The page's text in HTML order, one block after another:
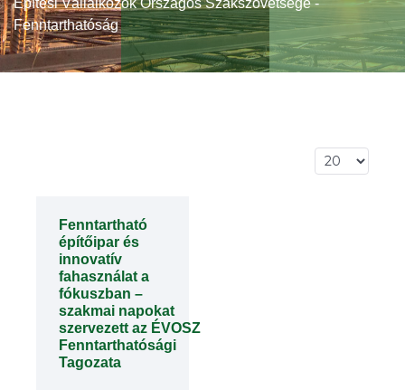
Fenntarthatóság
Tételek #
Fenntartható
építőipar és
innovatív
fahasználat a
fókuszban –
szakmai napokat
szervezett az ÉVOSZ
Fenntarthatósági
Tagozata